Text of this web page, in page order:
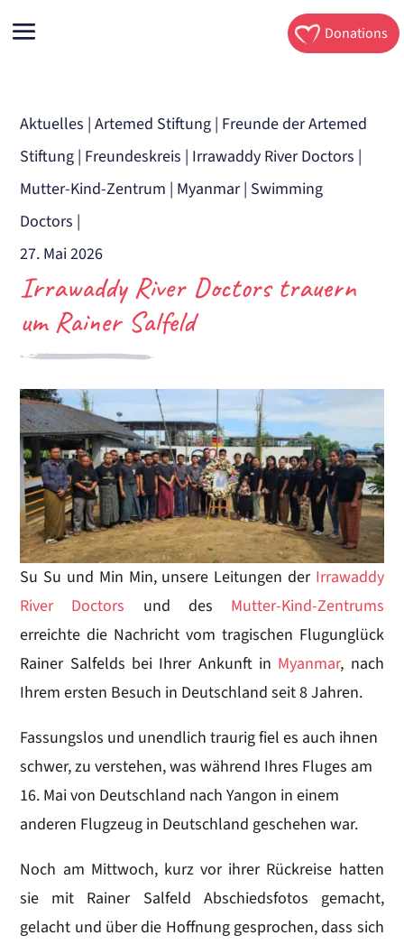
Donations
Aktuelles |Artemed Stiftung | Freunde der Artemed
Stiftung | Freundeskreis | Irrawaddy River Doctors |
Mutter-Kind-Zentrum | Myanmar| Swimming
Doctors |
27. Mai 2026
Irrawaddy River Doctors trauern
um Rainer Salfeld
Su Su und Min Min, unsere Leitungen der Irrawaddy
River Doctors und des Mutter-Kind-Zentrums
erreichte die Nachricht vom tragischen Flugunglück
Rainer Salfelds bei Ihrer Ankunft in Myanmar, nach
Ihrem ersten Besuch in Deutschland seit 8 Jahren.
Fassungslos und unendlich traurig fiel es auch ihnen
schwer, zu verstehen, was während Ihres Fluges am
16. Mai von Deutschland nach Yangon in einem
anderen Flugzeug in Deutschland geschehen war.
Noch am Mittwoch, kurz vor ihrer Rückreise hatten
sie mit Rainer Salfeld Abschiedsfotos gemacht,
gelacht und über die Hoffnung gesprochen, dass sich